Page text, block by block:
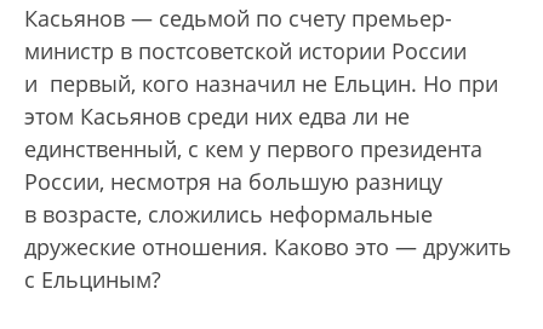
Касьянов — седьмой по счету премьер-
министр в постсоветской истории России
и первый, кого назначил не Ельцин. Но при
этом Касьянов среди них едва ли не
единственный, с кем у первого президента
России, несмотря на большую разницу
в возрасте, сложились неформальные
дружеские отношения. Каково это — дружить
с Ельциным?